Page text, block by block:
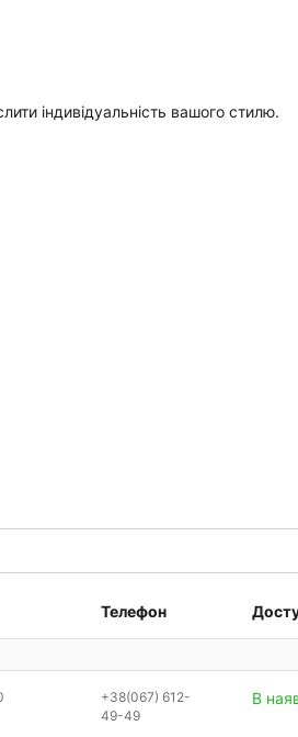
індивідуальність вашого стилю.
Телефон
+38(067) 612-
49-49
В